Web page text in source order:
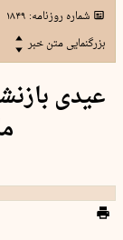
شماره روزنامه: ۱۸۴۹
بزرگنمایی متن خبر